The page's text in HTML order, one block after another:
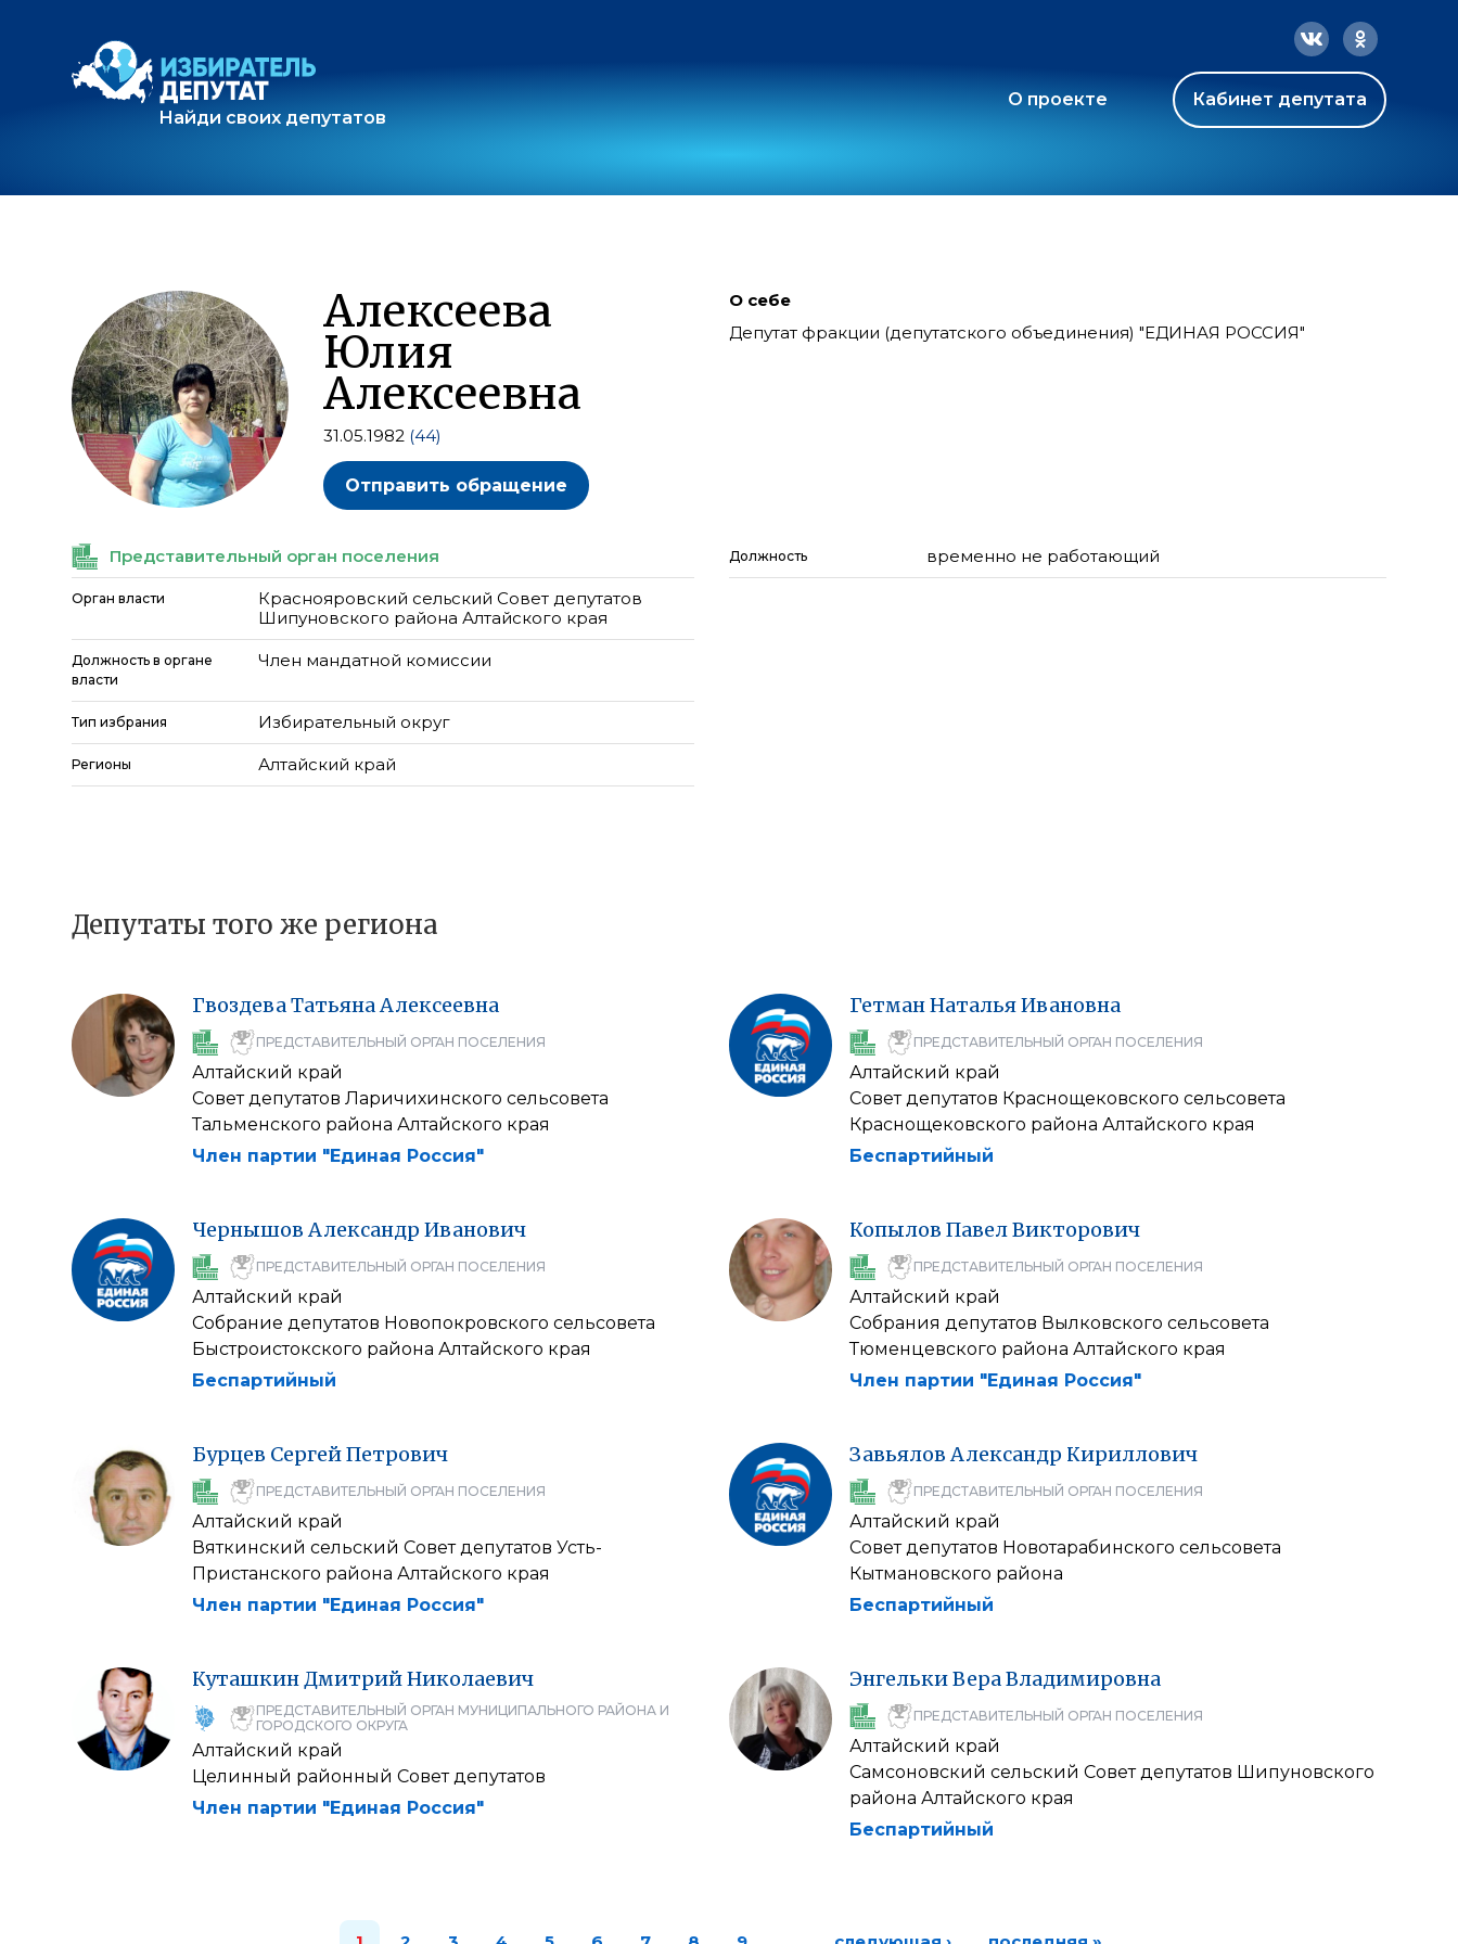
Найди своих депутатов
О проекте Кабинет депутата
Алексеева
Юлия
Алексеевна
31.05.1982 (44)
Отправить обращение
О себе
Депутат фракции (депутатского объединения) "ЕДИНАЯ РОССИЯ"
Представительный орган поселения
Орган власти
Краснояровский сельский Совет депутатов
Шипуновского района Алтайского края
Должность в органе
власти
Член мандатной комиссии
Тип избрания Избирательный округ
Регионы Алтайский край
Должность временно не работающий
Депутаты того же региона
ГвоздеваТатьянаАлексеевна
ПРЕДСТАВИТЕЛЬНЫЙ ОРГАН ПОСЕЛЕНИЯ
Алтайский край
Совет депутатов Ларичихинского сельсовета
Тальменского района Алтайского края
Член партии "Единая Россия"
ГетманНатальяИвановна
ПРЕДСТАВИТЕЛЬНЫЙ ОРГАН ПОСЕЛЕНИЯ
Алтайский край
Совет депутатов Краснощековского сельсовета
Краснощековского района Алтайского края
Беспартийный
Чернышов Александр Иванович
ПРЕДСТАВИТЕЛЬНЫЙ ОРГАН ПОСЕЛЕНИЯ
Алтайский край
Собрание депутатов Новопокровского сельсовета
Быстроистокского района Алтайского края
Беспартийный
Копылов ПавелВикторович
ПРЕДСТАВИТЕЛЬНЫЙ ОРГАН ПОСЕЛЕНИЯ
Алтайский край
Собрания депутатов Вылковского сельсовета
Тюменцевского района Алтайского края
Член партии "Единая Россия"
Бурцев СергейПетрович
ПРЕДСТАВИТЕЛЬНЫЙ ОРГАН ПОСЕЛЕНИЯ
Алтайский край
Вяткинский сельский Совет депутатов Усть-
Пристанского района Алтайского края
Член партии "Единая Россия"
Завьялов Александр Кириллович
ПРЕДСТАВИТЕЛЬНЫЙ ОРГАН ПОСЕЛЕНИЯ
Алтайский край
Совет депутатов Новотарабинского сельсовета
Кытмановского района
Беспартийный
КуташкинДмитрийНиколаевич
ПРЕДСТАВИТЕЛЬНЫЙ ОРГАН МУНИЦИПАЛЬНОГО РАЙОНА И
ГОРОДСКОГО ОКРУГА
Алтайский край
Целинный районный Совет депутатов
Член партии "Единая Россия"
ЭнгелькиВераВладимировна
ПРЕДСТАВИТЕЛЬНЫЙ ОРГАН ПОСЕЛЕНИЯ
Алтайский край
Самсоновский сельский Совет депутатов Шипуновского
района Алтайского края
Беспартийный